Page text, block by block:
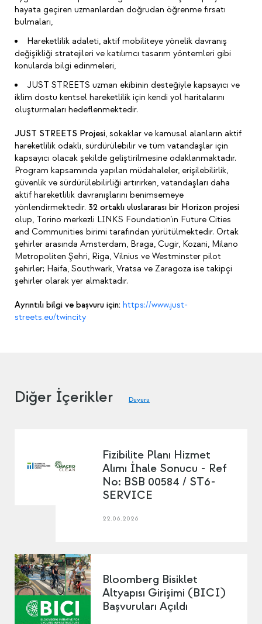
hayata geçiren uzmanlardan doğrudan öğrenme fırsatı
bulmaları,
Hareketlilik adaleti, aktif mobiliteye yönelik davranış
değişikliği stratejileri ve katılımcı tasarım yöntemleri gibi
konularda bilgi edinmeleri,
JUST STREETS uzman ekibinin desteğiyle kapsayıcı ve
iklim dostu kentsel hareketlilik için kendi yol haritalarını
oluşturmaları hedeflenmektedir.
JUST STREETS Projesi, sokaklar ve kamusal alanların aktif
hareketlilik odaklı, sürdürülebilir ve tüm vatandaşlar için
kapsayıcı olacak şekilde geliştirilmesine odaklanmaktadır.
Program kapsamında yapılan müdahaleler, erişilebilirlik,
güvenlik ve sürdürülebilirliği artırırken, vatandaşları daha
aktif hareketlilik davranışlarını benimsemeye
yönlendirmektedir. 32 ortaklı uluslararası bir Horizon projesi
olup, Torino merkezli LINKS Foundation’ın Future Cities
and Communities birimi tarafından yürütülmektedir. Ortak
şehirler arasında Amsterdam, Braga, Cugir, Kozani, Milano
Metropoliten Şehri, Riga, Vilnius ve Westminster pilot
şehirler; Haifa, Southwark, Vratsa ve Zaragoza ise takipçi
şehirler olarak yer almaktadır.
Ayrıntılı bilgi ve başvuru için: https://www.just-
streets.eu/twincity
Diğer İçerikler Duyuru
Fizibilite Planı Hizmet
Alımı İhale Sonucu - Ref
No: BSB 00584 / ST6-
SERVICE
22.06.2026
Bloomberg Bisiklet
Altyapısı Girişimi (BICI)
Başvuruları Açıldı